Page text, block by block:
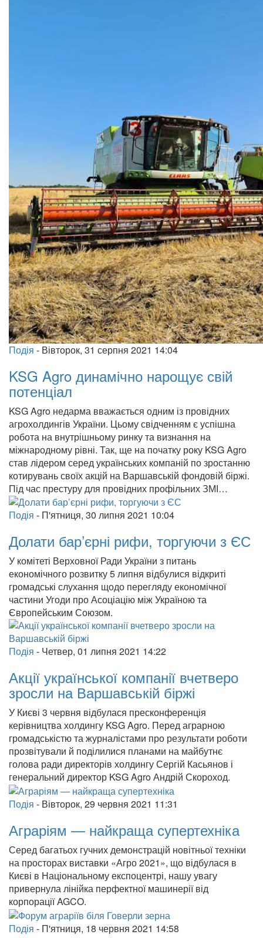
Подія - Вівторок, 31 серпня 2021 14:04
KSG Agro динамічно нарощує свій
потенціал
KSG Agro недарма вважається одним із провідних
агрохолдингів України. Цьому свідченням є успішна
робота на внутрішньому ринку та визнання на
міжнародному рівні. Так, ще на початку року KSG Agro
став лідером серед українських компаній по зростанню
котирувань своїх акцій на Варшавській фондовій біржі.
Під час престуру для провідних профільних ЗМІ…
Подія - П'ятниця, 30 липня 2021 10:04
Долати бар’єрні рифи, торгуючи з ЄС
У комітеті Верховної Ради України з питань
економічного розвитку 5 липня відбулися відкриті
громадські слухання щодо перегляду економічної
частини Угоди про Асоціацію між Україною та
Європейським Союзом.
Подія - Четвер, 01 липня 2021 14:22
Акції української компанії вчетверо
зросли на Варшавській біржі
У Києві 3 червня відбулася пресконференція
керівництва холдингу KSG Agro. Перед аграрною
громадськістю та журналістами про результати роботи
прозвітували й поділилися планами на майбутнє
голова ради директорів холдингу Сергій Касьянов і
генеральний директор KSG Agro Андрій Скороход.
Подія - Вівторок, 29 червня 2021 11:31
Аграріям — найкраща супертехніка
Серед багатьох гучних демонстрацій новітньої техніки
на просторах виставки «Агро 2021», що відбулася в
Києві в Національному експоцентрі, нашу увагу
привернула лінійка перфектної машинерії від
корпорації AGCO.
Подія - П'ятниця, 18 червня 2021 14:58